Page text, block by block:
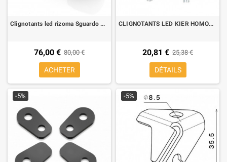
Clignotants led rizoma Sguardo pour guidon
76,00 € 80,00 €
ACHETER
CLIGNOTANTS LED KIER HOMOLOGUE (2 PIECES)
20,81 € 25,38 €
DÉTAILS
-5% -5%